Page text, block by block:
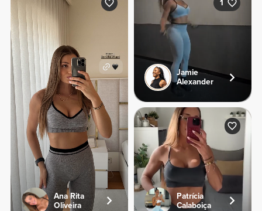
Ana Rita
Oliveira
1
Jamie
Alexander
Patrícia
Calaboiça